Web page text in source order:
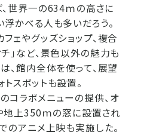
世界一の634ｍの高さに
かべる人も多いだろう。
ェやグッズショップ、複合
」など、景色以外の魅力も
、館内全体を使って、展望
スポットも設置。
コラボメニューの提供、オ
地上350ｍの窓に設置され
のアニメ上映も実施した。